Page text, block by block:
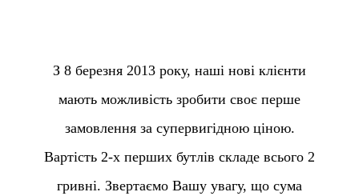
З 8 березня 2013 року, наші нові клієнти
мають можливість зробити своє перше
замовлення за супервигідною ціною.
Вартість 2-х перших бутлів складе всього 2
гривні. Звертаємо Вашу увагу, що сума